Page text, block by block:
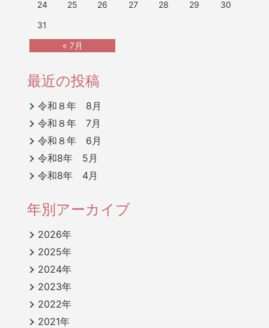
« 7月
24
25 26 27 28 29
30
31
最近の投稿
令和８年 8月
令和８年 7月
令和８年 6月
令和8年 5月
令和8年 4月
年別アーカイブ
2026年
2025年
2024年
2023年
2022年
2021年